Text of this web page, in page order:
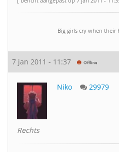
Big girls cry when their
7 jan 2011 - 11:37
Niko 29979
Rechts